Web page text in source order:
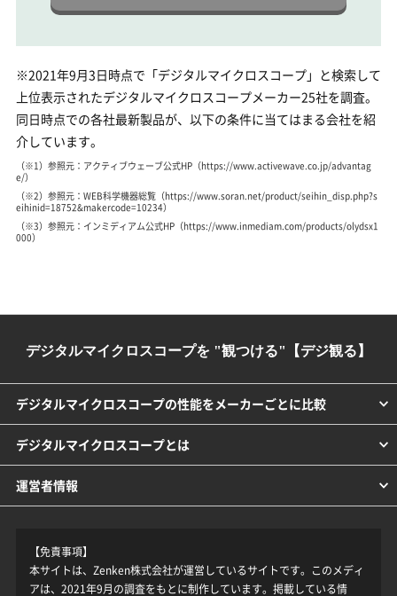
※2021年9月3日時点で「デジタルマイクロスコープ」と検索して
上位表示されたデジタルマイクロスコープメーカー25社を調査。
同日時点での各社最新製品が、以下の条件に当てはまる会社を紹
介しています。
（※1）参照元：アクティブウェーブ公式HP（https://www.activewave.co.jp/advantag
e/）
（※2）参照元：WEB科学機器総覧（https://www.soran.net/product/seihin_disp.php?s
eihinid=18752&makercode=10234）
（※3）参照元：インミディアム公式HP（https://www.inmediam.com/products/olydsx1
000）
デジタルマイクロスコープを "観つける"【デジ観る】
デジタルマイクロスコープの性能をメーカーごとに比較
デジタルマイクロスコープとは
運営者情報
【免責事項】
本サイトは、Zenken株式会社が運営しているサイトです。このメディ
アは、2021年9月の調査をもとに制作しています。掲載している情